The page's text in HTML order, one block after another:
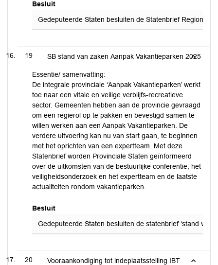
Besluit
Gedeputeerde Staten besluiten de Statenbrief
19 SB stand van zaken Aanpak Vakantieparken 2025
Essentie/ samenvatting:
De integrale provinciale ‘Aanpak Vakantieparken’ werkt
toe naar een vitale en veilige verblijfs-recreatieve
sector. Gemeenten hebben aan de provincie gevraagd
om een regierol op te pakken en bevestigd samen te
willen werken aan een Aanpak Vakantieparken. De
verdere uitvoering kan nu van start gaan, te beginnen
met het oprichten van een expertteam. Met deze
Statenbrief worden Provinciale Staten geïnformeerd
over de uitkomsten van de bestuurlijke conferentie, het
veiligheidsonderzoek en het expertteam en de laatste
actualiteiten rondom vakantieparken.
Besluit
Gedeputeerde Staten besluiten de statenbrief ‘stand van
20
Vooraankondiging tot indeplaatsstelling IBT